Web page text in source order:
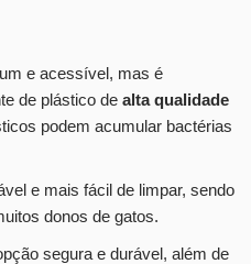
e acessível, mas é
de plástico de alta qualidade
podem acumular bactérias
e mais fácil de limpar, sendo
donos de gatos.
segura e durável, além de